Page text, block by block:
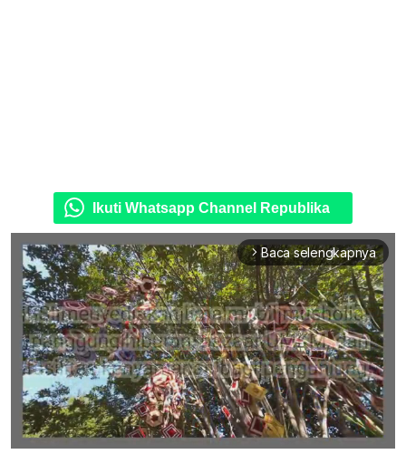
Ikuti Whatsapp Channel Republika
arrow_forward_ios Baca selengkapnya